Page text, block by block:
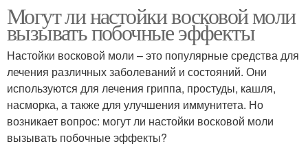
Могут ли настойки восковой моли
вызывать побочные эффекты
Настойки восковой моли – это популярные средства для
лечения различных заболеваний и состояний. Они
используются для лечения гриппа, простуды, кашля,
насморка, а также для улучшения иммунитета. Но
возникает вопрос: могут ли настойки восковой моли
вызывать побочные эффекты?